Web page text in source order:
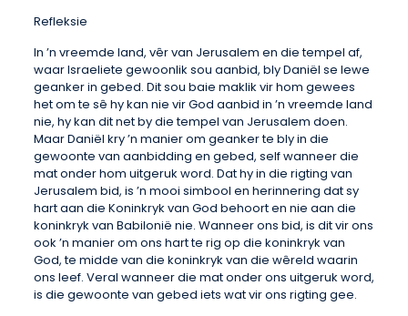
Refleksie
In ’n vreemde land, vêr van Jerusalem en die tempel af,
waar Israeliete gewoonlik sou aanbid, bly Daniël se lewe
geanker in gebed. Dit sou baie maklik vir hom gewees
het om te sê hy kan nie vir God aanbid in ’n vreemde land
nie, hy kan dit net by die tempel van Jerusalem doen.
Maar Daniël kry ’n manier om geanker te bly in die
gewoonte van aanbidding en gebed, self wanneer die
mat onder hom uitgeruk word. Dat hy in die rigting van
Jerusalem bid, is ’n mooi simbool en herinnering dat sy
hart aan die Koninkryk van God behoort en nie aan die
koninkryk van Babilonië nie. Wanneer ons bid, is dit vir ons
ook ’n manier om ons hart te rig op die koninkryk van
God, te midde van die koninkryk van die wêreld waarin
ons leef. Veral wanneer die mat onder ons uitgeruk word,
is die gewoonte van gebed iets wat vir ons rigting gee.